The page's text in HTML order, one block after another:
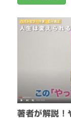
著者が解説